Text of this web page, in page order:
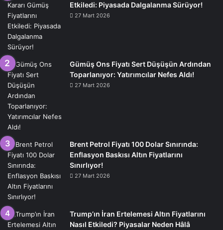
Etkiledi: Piyasada Dalgalanma Sürüyor!
27 Mart 2026
Gümüş Ons Fiyatı Sert Düşüşün Ardından
Toparlanıyor: Yatırımcılar Nefes Aldı!
27 Mart 2026
Brent Petrol Fiyatı 100 Dolar Sınırında:
Enflasyon Baskısı Altın Fiyatlarını
Sınırlıyor!
27 Mart 2026
Trump’ın İran Ertelemesi Altın Fiyatlarını
Nasıl Etkiledi? Piyasalar Neden Hâlâ